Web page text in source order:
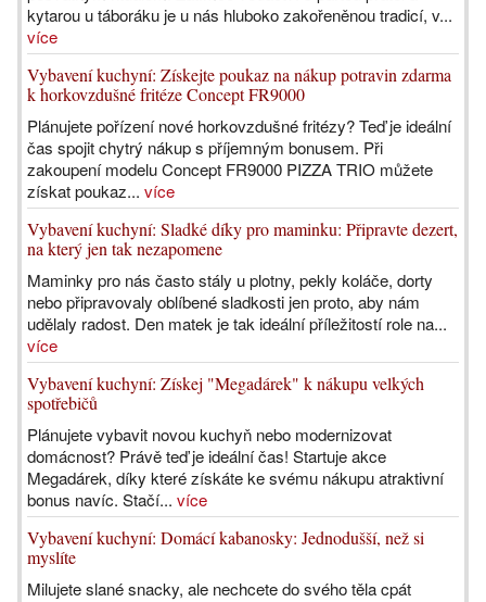
kytarou u táboráku je u nás hluboko zakořeněnou tradicí, v...
více
Vybavení kuchyní: Získejte poukaz na nákup potravin zdarma
k horkovzdušné fritéze Concept FR9000
Plánujete pořízení nové horkovzdušné fritézy? Teď je ideální
čas spojit chytrý nákup s příjemným bonusem. Při
zakoupení modelu Concept FR9000 PIZZA TRIO můžete
získat poukaz... více
Vybavení kuchyní: Sladké díky pro maminku: Připravte dezert,
na který jen tak nezapomene
Maminky pro nás často stály u plotny, pekly koláče, dorty
nebo připravovaly oblíbené sladkosti jen proto, aby nám
udělaly radost. Den matek je tak ideální příležitostí role na...
více
Vybavení kuchyní: Získej "Megadárek" k nákupu velkých
spotřebičů
Plánujete vybavit novou kuchyň nebo modernizovat
domácnost? Právě teď je ideální čas! Startuje akce
Megadárek, díky které získáte ke svému nákupu atraktivní
bonus navíc. Stačí... více
Vybavení kuchyní: Domácí kabanosky: Jednodušší, než si
myslíte
Milujete slané snacky, ale nechcete do svého těla cpát